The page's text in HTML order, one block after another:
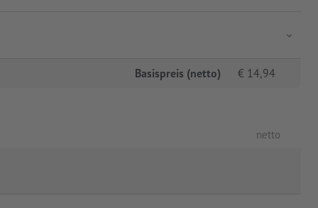
Basispreis (netto) € 14,94
netto